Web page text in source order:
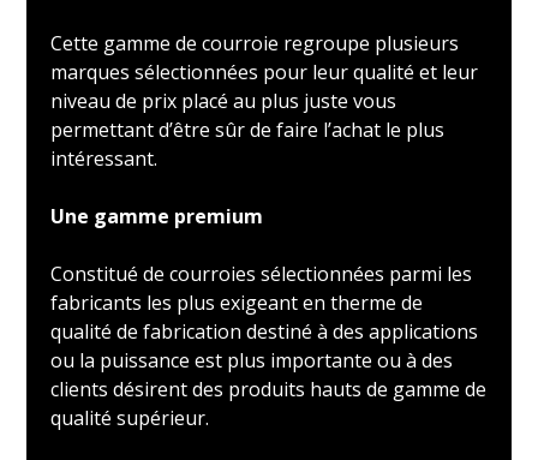
Cette gamme de courroie regroupe plusieurs
marques sélectionnées pour leur qualité et leur
niveau de prix placé au plus juste vous
permettant d’être sûr de faire l’achat le plus
intéressant.
Une gamme premium
Constitué de courroies sélectionnées parmi les
fabricants les plus exigeant en therme de
qualité de fabrication destiné à des applications
ou la puissance est plus importante ou à des
clients désirent des produits hauts de gamme de
qualité supérieur.